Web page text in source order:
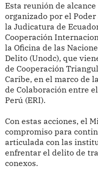
Esta reunión de
organizado por el
la Judicatura de
Cooperación
la Oficina de las
Delito (Unodc), que
de Cooperación
Caribe, en el marco de
de Colaboración entre
Perú (ERI).
Con estas acciones, el
compromiso para
articulada con las
enfrentar el delito de
conexos.